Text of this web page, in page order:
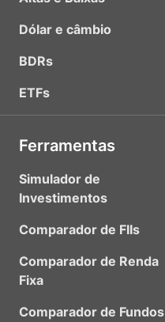
Dólar e câmbio
BDRs
ETFs
Ferramentas
Simulador de
Investimentos
Comparador de FIIs
Comparador de Renda
Fixa
Comparador de Fundos